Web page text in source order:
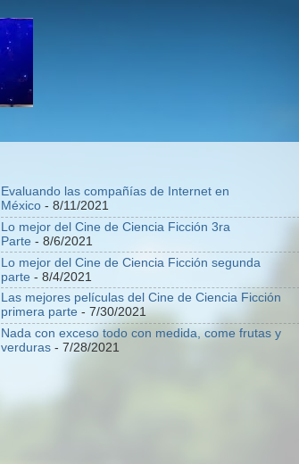
Evaluando las compañías de Internet en
México - 8/11/2021
Lo mejor del Cine de Ciencia Ficción 3ra
Parte - 8/6/2021
Lo mejor del Cine de Ciencia Ficción segunda
parte - 8/4/2021
Las mejores películas del Cine de Ciencia Ficción
primera parte - 7/30/2021
Nada con exceso todo con medida, come frutas y
verduras - 7/28/2021